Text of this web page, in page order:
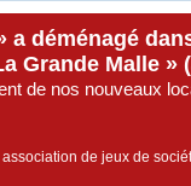
a déménagé
Grande Malle »
de nos nouveaux
association de jeux de